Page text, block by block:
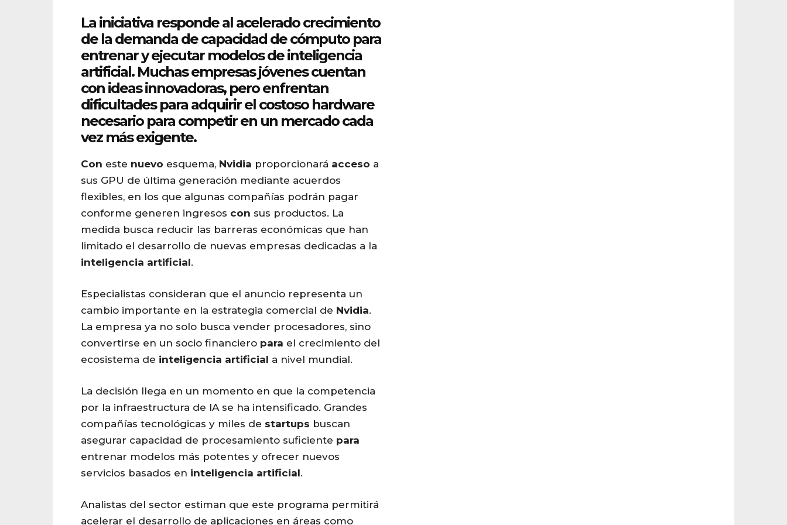
La iniciativa responde al acelerado crecimiento
de la demanda de capacidad de cómputo para
entrenar y ejecutar modelos deinteligencia
artificial. Muchas empresas jóvenes cuentan
con ideas innovadoras, pero enfrentan
dificultadespara adquirir el costoso hardware
necesario para competir en un mercado cada
vez más exigente.
Con este nuevo esquema, Nvidia proporcionará acceso a
sus GPU de última generación mediante acuerdos
flexibles, en los que algunas compañías podrán pagar
conforme generen ingresos con sus productos. La
medida busca reducir las barreras económicas que han
limitado el desarrollo de nuevas empresas dedicadas a la
inteligencia artificial.
Especialistas consideran que el anuncio representa un
cambio importante en la estrategia comercial de Nvidia.
La empresa ya no solo busca vender procesadores, sino
convertirse en un socio financiero para el crecimiento del
ecosistema de inteligencia artificial a nivel mundial.
La decisión llega en un momento en que la competencia
por la infraestructura de IA se ha intensificado. Grandes
compañías tecnológicas y miles de startups buscan
asegurar capacidad de procesamiento suficiente para
entrenar modelos más potentes y ofrecer nuevos
servicios basados en inteligencia artificial.
Analistas del sector estiman que este programa permitirá
acelerar el desarrollo de aplicaciones en áreas como